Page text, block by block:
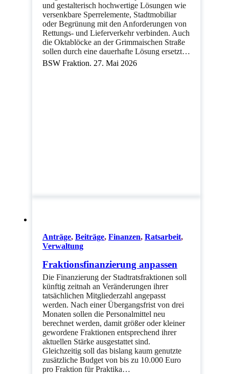
und gestalterisch hochwertige Lösungen wie
versenkbare Sperrelemente, Stadtmobiliar
oder Begrünung mit den Anforderungen von
Rettungs- und Lieferverkehr verbinden. Auch
die Oktablöcke an der Grimmaischen Straße
sollen durch eine dauerhafte Lösung ersetzt…
BSW Fraktion. 27. Mai 2026
Anträge, Beiträge, Finanzen, Ratsarbeit,
Verwaltung
Fraktionsfinanzierung anpassen
Die Finanzierung der Stadtratsfraktionen soll
künftig zeitnah an Veränderungen ihrer
tatsächlichen Mitgliederzahl angepasst
werden. Nach einer Übergangsfrist von drei
Monaten sollen die Personalmittel neu
berechnet werden, damit größer oder kleiner
gewordene Fraktionen entsprechend ihrer
aktuellen Stärke ausgestattet sind.
Gleichzeitig soll das bislang kaum genutzte
zusätzliche Budget von bis zu 10.000 Euro
pro Fraktion für Praktika…